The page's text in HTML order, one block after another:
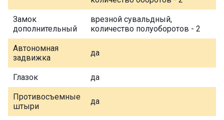
Замок
дополнительный
врезной сувальдный,
количество полуоборотов - 2
Автономная
задвижка
да
Глазок да
Противосъемные
штыри
да